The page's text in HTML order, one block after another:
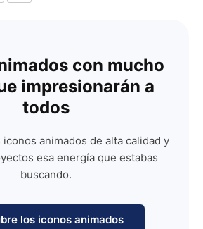
con mucho
impresionarán a
todos
animados de alta calidad y
esa energía que estabas
buscando.
los iconos animados